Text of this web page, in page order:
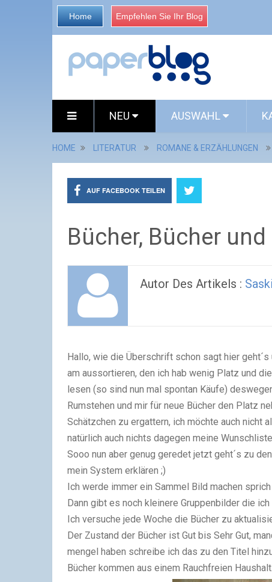
Home Empfehlen Sie Ihr Blog
NEU AUSWAHL
HOME LITERATUR ROMANE & ERZÄHLUNGEN
AUF FACEBOOK TEILEN
Bücher, Bücher
Autor Des Artikels :
Hallo, wie die Überschrift schon sagt hier geht´s
am aussortieren, den ich hab wenig Platz und
lesen (so sind nun mal spontan Käufe)
Rumstehen und mir für neue Bücher den Platz
Schätzchen zu ergattern, ich möchte auch nicht
natürlich auch nichts dagegen meine
Sooo nun aber genug geredet jetzt geht´s zu
mein System erklären ;)
Ich werde immer ein Sammel Bild machen
Dann gibt es noch kleinere Gruppenbilder die
Ich versuche jede Woche die Bücher zu
Der Zustand der Bücher ist Gut bis Sehr Gut,
mengel haben schreibe ich das zu den Titel
Bücher kommen aus einem Rauchfreien